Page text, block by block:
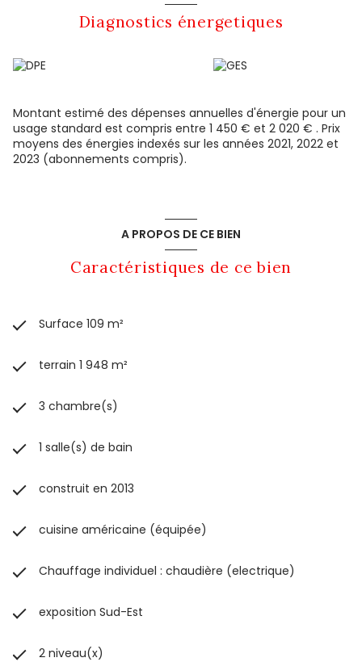
Diagnostics énergetiques
Montant estimé des dépenses annuelles d'énergie pour un
usage standard est compris entre 1 450 € et 2 020 € . Prix
moyens des énergies indexés sur les années 2021, 2022 et
2023 (abonnements compris).
A PROPOS DE CE BIEN
Caractéristiques de ce bien
Surface 109 m²
terrain 1 948 m²
3 chambre(s)
1 salle(s) de bain
construit en 2013
cuisine américaine (équipée)
Chauffage individuel : chaudière (electrique)
exposition Sud-Est
2 niveau(x)